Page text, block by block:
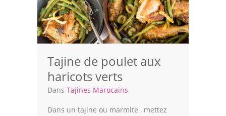
Tajine de poulet aux
haricots verts
Dans Tajines Marocains
Dans un tajine ou marmite , mettez